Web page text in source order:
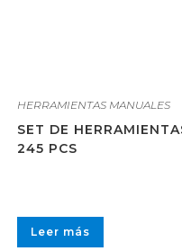
HERRAMIENTAS MANUALES
SET DE
245 PCS
Leer más